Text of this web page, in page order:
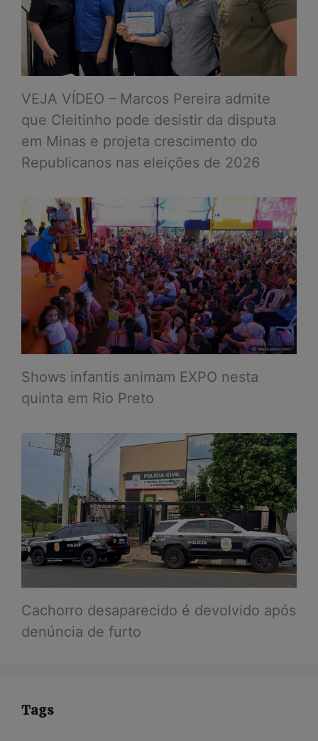
VEJA VÍDEO – Marcos Pereira admite
que Cleitinho pode desistir da disputa
em Minas e projeta crescimento do
Republicanos nas eleições de 2026
Shows infantis animam EXPO nesta
quinta em Rio Preto
Cachorro desaparecido é devolvido após
denúncia de furto
Tags